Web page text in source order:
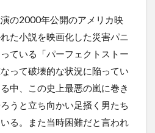
の2000年公開のアメリカ映
た小説を映画化した災害パニ
ている「パーフェクトストー
って破壊的な状況に陥ってい
中、この史上最悪の嵐に巻き
うと立ち向かい足掻く男たち
る。また当時困難だと言われ